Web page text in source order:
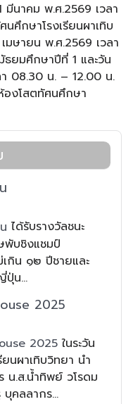
นาคม พ.ศ.2569 เวลา
กษาโรงเรียนผาเทิบ
มษายน พ.ศ.2569 เวลา
ยมศึกษาปีที่ 1 และวัน
08.30 น. – 12.00 น.
งโสตทัศนศึกษา
ได้รับรางวัลชนะ
พับชิงแชมป์
เกิน ๑๒ ปีชายและ
ปุ่น...
2025
ในระวัน
นผาเทิบวิทยา นำ
น.ส.น้ำทิพย์ วโรดม
คลลากร...